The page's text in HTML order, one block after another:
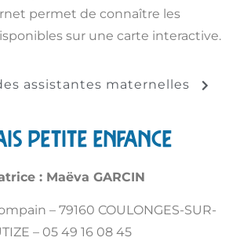
permet de connaître les
sur une carte interactive.
assistantes maternelles
Petite Enfance
: Maëva GARCIN
– 79160 COULONGES-SUR-
– 05 49 16 08 45